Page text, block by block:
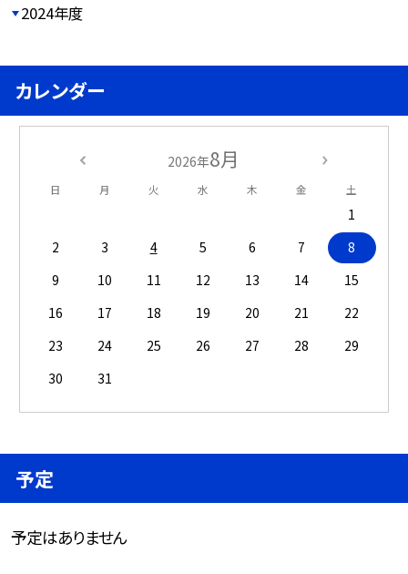
2024年度
カレンダー
2026年8月
日 月 火 水 木 金 土
1
2
3 4 5 6 7
8
9
10 11 12 13 14
15
16
17 18 19 20 21
22
23
24 25 26 27 28
29
30
31
予定
予定はありません